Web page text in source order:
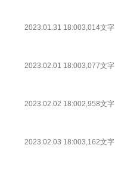
2023.01.31 18:003,014文字
2023.02.01 18:003,077文字
2023.02.02 18:002,958文字
2023.02.03 18:003,162文字